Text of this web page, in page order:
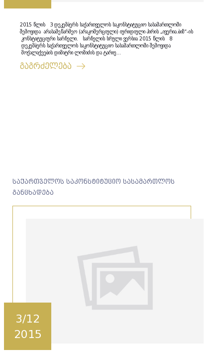
2015 წლის 3 დეკემბერს საქართველოს საკონსტიტუციო სასამართლოში
შემოვიდა არასამეწარმეო (არაკომერციული) იურიდიული პირის „ივერია.ბიზ“-ის
კონსტიტუციური სარჩელი. სარჩელის სრული ვერსია 2015 წლის 8
დეკემბერს საქართველოს საკონსტიტუციო სასამართლოში შემოვიდა
მოქალაქეების დიმიტრი ლომიძის და ტარიე...
გაგრძელება
საქართველოს საკონსტიტუციო სასამართლოს
განცხადება
3/12
2015